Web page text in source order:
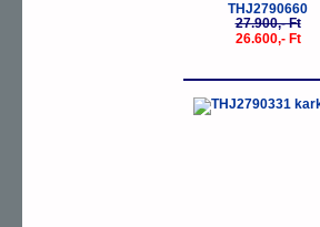
THJ2790660
27.900,- Ft
26.600,- Ft